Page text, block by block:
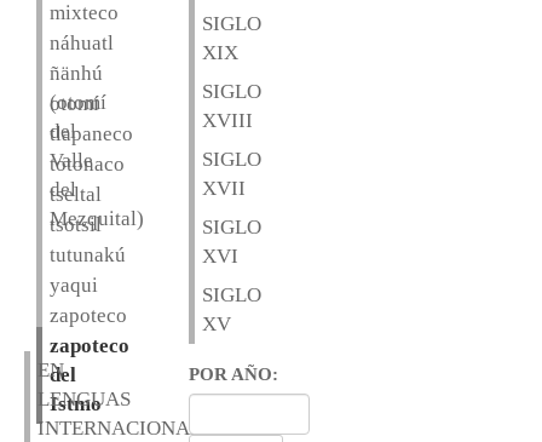
mixteco
náhuatl
ñänhú
(otomí
del
Valle
del
Mezquital)
otomí
tlapaneco
totonaco
tseltal
tsotsil
tutunakú
yaqui
zapoteco
zapoteco
del
Istmo
EN
LENGUAS
INTERNACIONALES
SIGLO
XIX
SIGLO
XVIII
SIGLO
XVII
SIGLO
XVI
SIGLO
XV
POR AÑO: